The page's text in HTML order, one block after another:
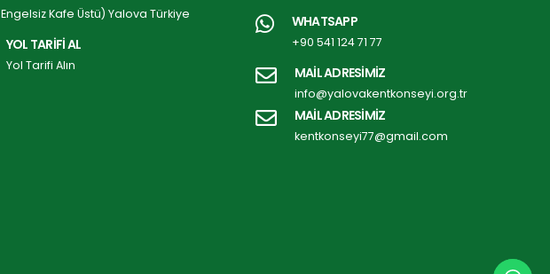
Engelsiz Kafe Üstü) Yalova Türkiye
YOL TARİFİ AL
Yol Tarifi Alın
WHATSAPP
+90 541 124 71 77
MAİL ADRESİMİZ
info@yalovakentkonseyi.org.tr
MAİL ADRESİMİZ
kentkonseyi77@gmail.com